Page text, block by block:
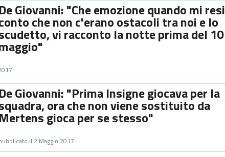
De Giovanni: "Che emozione quando mi resi
che non c'erano ostacoli tra noi e lo
vi racconto la notte prima del 10
De Giovanni: "Prima Insigne giocava per la
ora che non viene sostituito da
Mertens gioca per se stesso"
il 2 Maggio 2017